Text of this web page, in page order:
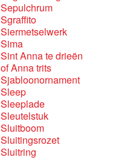
Sepulchrum
Sgraffito
Siermetselwerk
Sima
Sint Anna te drieën
of Anna trits
Sjabloonornament
Sleep
Sleeplade
Sleutelstuk
Sluitboom
Sluitingsrozet
Sluitring